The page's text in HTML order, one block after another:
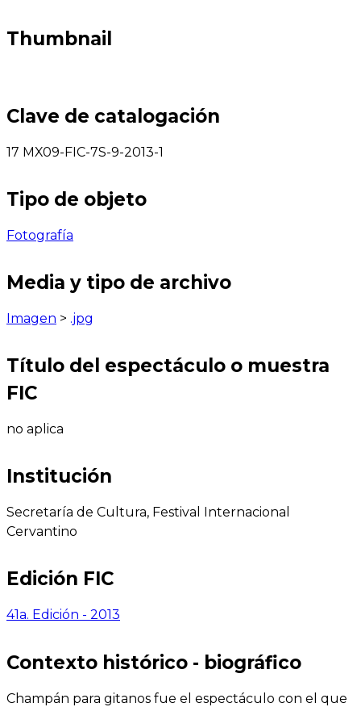
Thumbnail
Clave de catalogación
17 MX09-FIC-7S-9-2013-1
Tipo de objeto
Fotografía
Media y tipo de archivo
Imagen > .jpg
Título del espectáculo o muestra
FIC
no aplica
Institución
Secretaría de Cultura, Festival Internacional
Cervantino
Edición FIC
41a. Edición - 2013
Contexto histórico - biográfico
Champán para gitanos fue el espectáculo con el que